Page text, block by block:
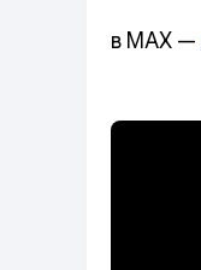
в MAX —